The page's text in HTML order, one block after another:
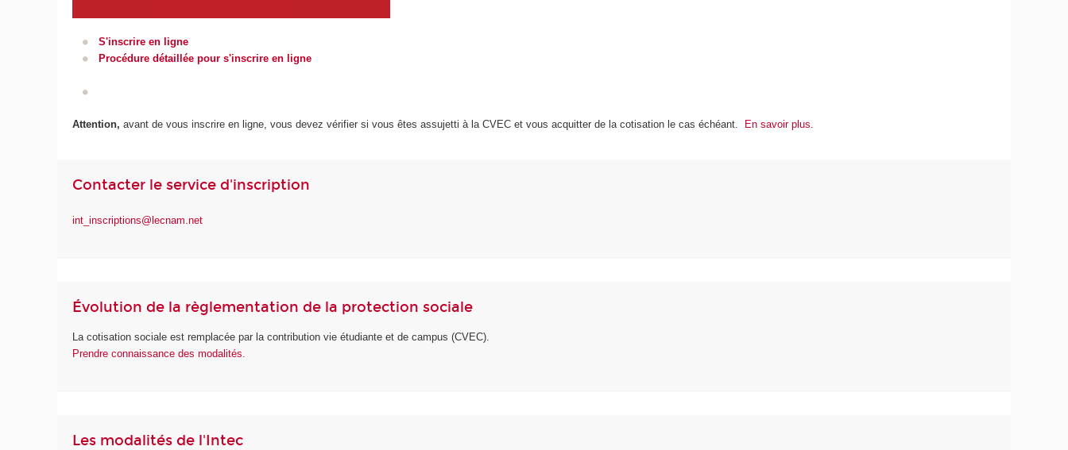
S'inscrire en ligne
Procédure détaillée pour s'inscrire en ligne
Attention, avant de vous inscrire en ligne, vous devez vérifier si vous êtes assujetti à la CVEC et vous acquitter de la cotisation le cas échéant. En savoir plus.
Contacter le service d'inscription
int_inscriptions@lecnam.net
Évolution de la règlementation de la protection sociale
La cotisation sociale est remplacée par la contribution vie étudiante et de campus (CVEC).
Prendre connaissance des modalités.
Les modalités de l'Intec